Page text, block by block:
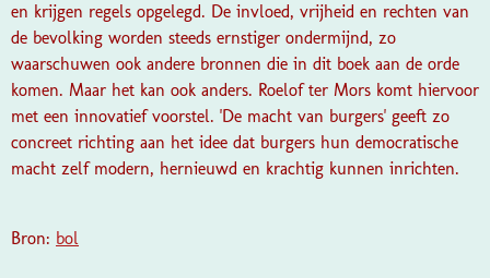
en krijgen regels opgelegd. De invloed, vrijheid en rechten van
de bevolking worden steeds ernstiger ondermijnd, zo
waarschuwen ook andere bronnen die in dit boek aan de orde
komen. Maar het kan ook anders. Roelof ter Mors komt hiervoor
met een innovatief voorstel. 'De macht van burgers' geeft zo
concreet richting aan het idee dat burgers hun democratische
macht zelf modern, hernieuwd en krachtig kunnen inrichten.
Bron: bol